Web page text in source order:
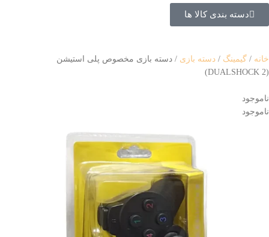
دسته بندی کالا ها
خانه گیمینگ دسته بازی
دسته بازی مخصوص پلی استیشن
(DUALSHOCK 2)
ناموجود
ناموجود